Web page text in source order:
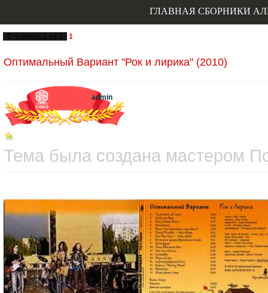
ГЛАВНАЯ СБОРНИКИ
Страница 1 из 1 1
Оптимальный Вариант "Рок и лирика" (2010)
admin
Тема была создана мастером